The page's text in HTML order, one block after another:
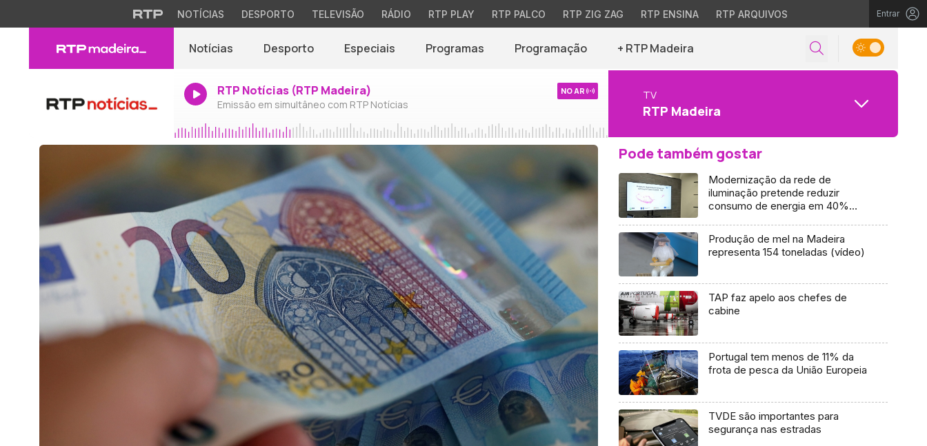
NOTÍCIAS DESPORTO TELEVISÃO RÁDIO RTP PLAY RTP PALCO RTP ZIG ZAG RTP ENSINA RTP ARQUIVOS Entrar
Notícias Desporto Especiais Programas Programação + RTP Madeira
RTP Notícias (RTP Madeira)
Emissão em simultâneo com RTP Notícias
NO AR TV
RTP Madeira
Pode também gostar
Modernização da rede de
iluminação pretende reduzir
consumo de energia em 40%
Produção de mel na Madeira
representa 154 toneladas (vídeo)
TAP faz apelo aos chefes de
cabine
Portugal tem menos de 11% da
frota de pesca da União Europeia
TVDE são importantes para
segurança nas estradas